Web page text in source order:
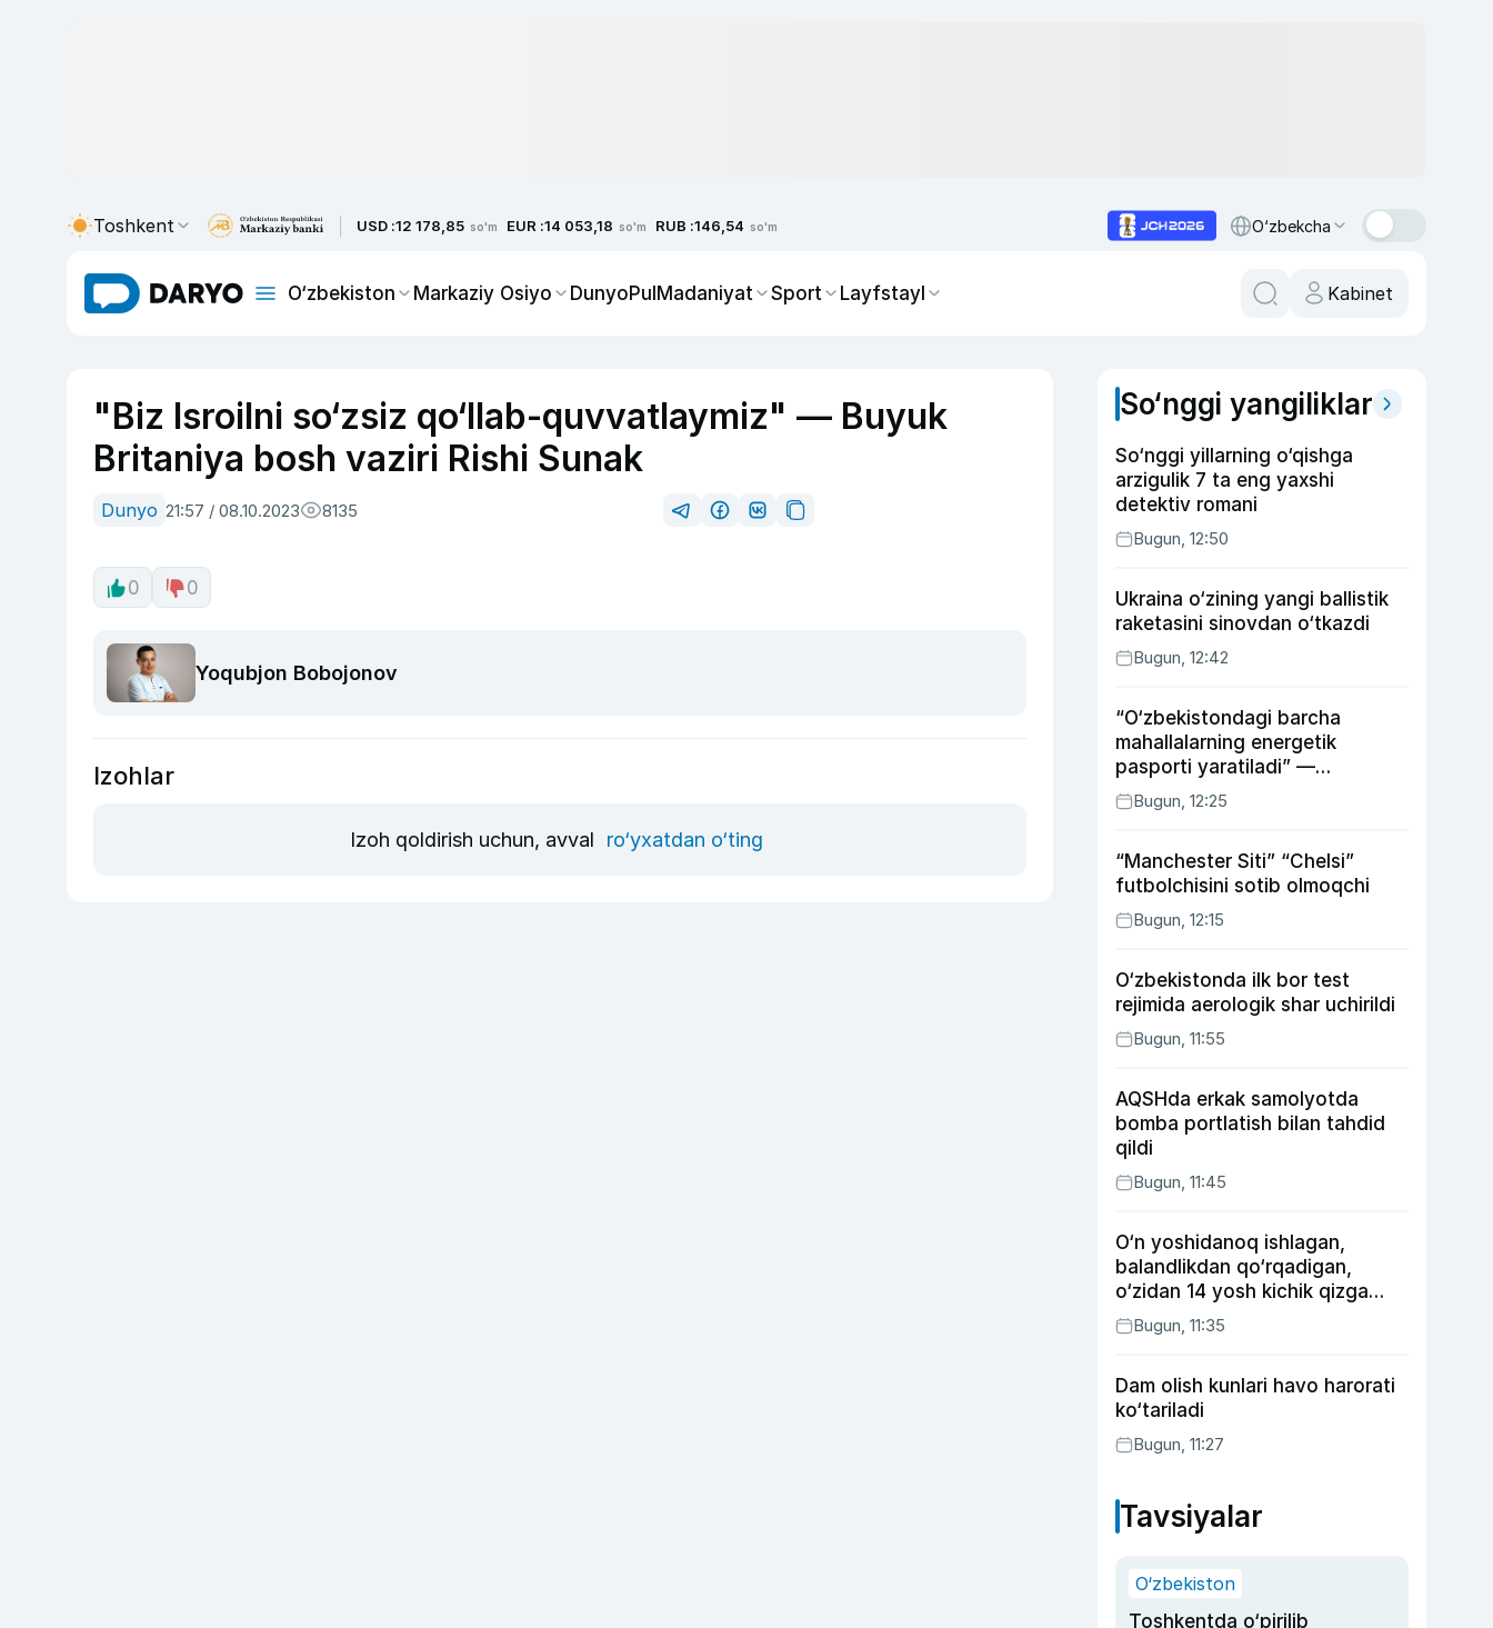
Toshkent USD :12 178,85 so'm EUR :14 053,18 so'm RUB :146,54 so'm O‘zbekcha
O‘zbekiston Markaziy Osiyo DunyoPulMadaniyat Sport Layfstayl Kabinet
"Biz Isroilni so‘zsiz qo‘llab-quvvatlaymiz" — Buyuk
Britaniya bosh vaziri Rishi Sunak
Dunyo 21:57 / 08.10.2023 8135
0 0
Yoqubjon Bobojonov
Izohlar
Izoh qoldirish uchun, avval ro‘yxatdan o‘ting
So‘nggi yangiliklar
So‘nggi yillarning o‘qishga
arzigulik 7 ta eng yaxshi
detektiv romani
Bugun, 12:50
Ukraina o‘zining yangi ballistik
raketasini sinovdan o‘tkazdi
Bugun, 12:42
“O‘zbekistondagi barcha
mahallalarning energetik
pasporti yaratiladi” —
energetika vaziri
Bugun, 12:25
“Manchester Siti” “Chelsi”
futbolchisini sotib olmoqchi
Bugun, 12:15
O‘zbekistonda ilk bor test
rejimida aerologik shar uchirildi
Bugun, 11:55
AQSHda erkak samolyotda
bomba portlatish bilan tahdid
qildi
Bugun, 11:45
O‘n yoshidanoq ishlagan,
balandlikdan qo‘rqadigan,
o‘zidan 14 yosh kichik qizga
uylangan Yorqinxo‘ja Umarov
34 yoshda
Bugun, 11:35
Dam olish kunlari havo harorati
ko‘tariladi
Bugun, 11:27
Tavsiyalar
O‘zbekiston
Toshkentda o‘pirilib